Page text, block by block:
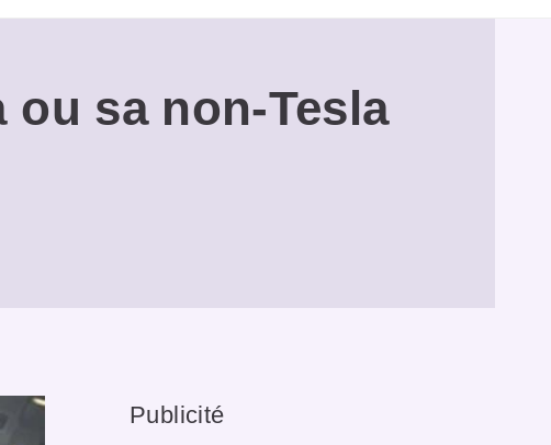
ou sa non-Tesla
Publicité